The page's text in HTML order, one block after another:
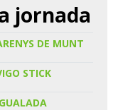
jornada
DE MUNT
STICK